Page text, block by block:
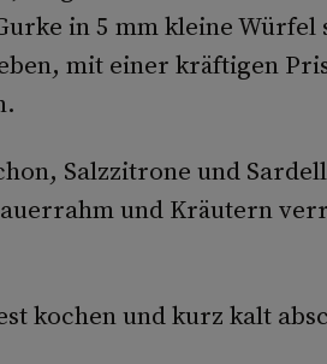
in 5 mm kleine Würfel
mit einer kräftigen
Salzzitrone und
und Kräutern
kochen und kurz kalt